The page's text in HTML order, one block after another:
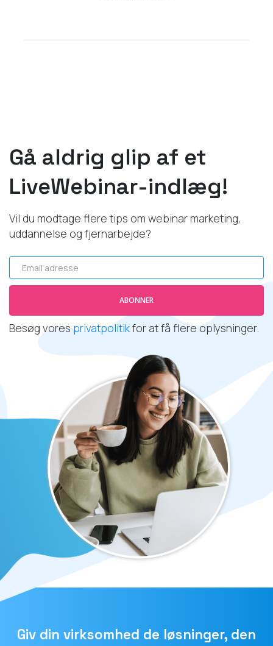
Gå aldrig glip af et
LiveWebinar-indlæg!
Vil du modtage flere tips om webinar marketing,
uddannelse og fjernarbejde?
Email adresse
ABONNER
Besøg vores privatpolitikfor at få flere oplysninger.
Giv din virksomhed de løsninger, den